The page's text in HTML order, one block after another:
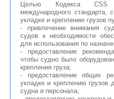
Целью Кодекса CSS
международного стандарта,
укладке и креплению грузов
- привлечение внимания
судов к необходимости
для использования по
- предоставление
чтобы судно было
крепления груза;
- предоставление общих
укладке и креплению грузов
судна и персонала;